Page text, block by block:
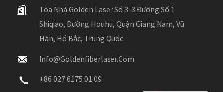
Tòa Nhà Golden Laser Số 3-3 Đường Số 1
Shiqiao, Đường Houhu, Quận Giang Nam, Vũ
Hán, Hồ Bắc, Trung Quốc
Info@goldenfiberlaser.com
+86 027 6175 01 09